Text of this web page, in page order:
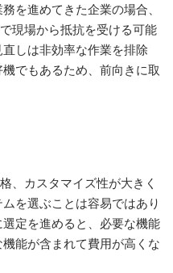
を進めてきた企業の場合、
現場から抵抗を受ける可能
しは非効率な作業を排除
でもあるため、前向きに取
、カスタマイズ性が大きく
を選ぶことは容易ではあり
定を進めると、必要な機能
能が含まれて費用が高くな